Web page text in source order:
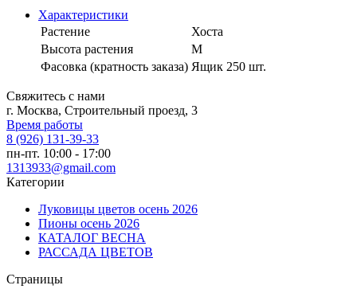
Характеристики
Растение
Хоста
Высота растения
M
Фасовка (кратность заказа) Ящик 250 шт.
Свяжитесь с нами
г. Москва, Строительный проезд, 3
Время работы
8 (926) 131-39-33
пн-пт. 10:00 - 17:00
1313933@gmail.com
Категории
Луковицы цветов осень 2026
Пионы осень 2026
КАТАЛОГ ВЕСНА
РАССАДА ЦВЕТОВ
Страницы